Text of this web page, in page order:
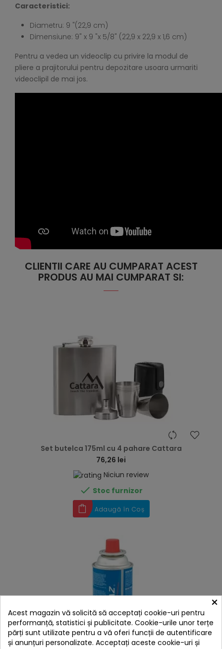
Caracteristici:
Diametru: 9 "(22,9 cm)
Dimensiune: 9" x 9 "x 5/8" (22,9 x 22,9 x 1,6 cm)
Pentru a vedea un videoclip cu privire la modul de
pliere a prajitorului pentru depozitare usoara urmariti
videoclipil de mai jos.
CLIENTII CARE AU CUMPARAT ACEST
PRODUS AU MAI CUMPARAT SI:
Set butelca 175ml cu 4 pahare Cattara
76,26 lei
Niciun review
 Stoc furnizor
Adaugă în Coș
×
Acest magazin vă solicită să acceptați cookie-uri pentru
performanță, statistici și publicitate. Cookie-urile unor terțe
părți sunt utilizate pentru a vă oferi funcții de autentificare
și anunțuri personalizate. Acceptați aceste cookie-uri și